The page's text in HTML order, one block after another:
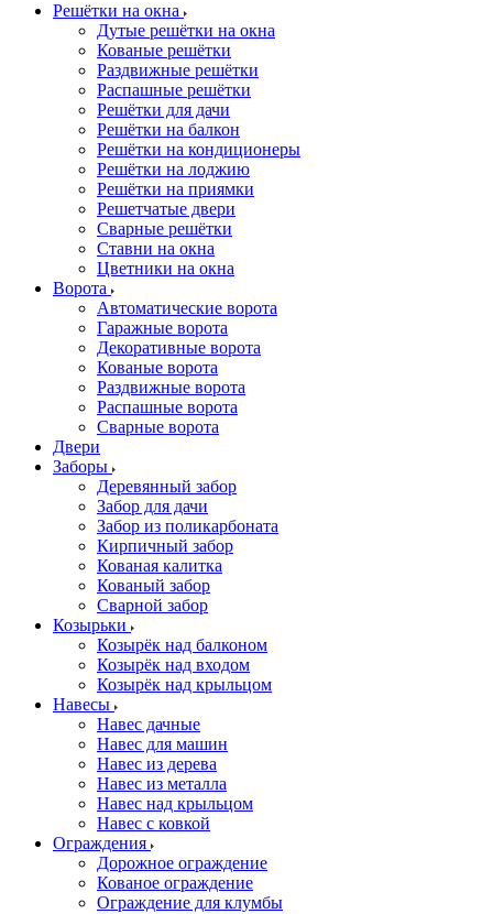
Решётки на окна
Дутые решётки на окна
Кованые решётки
Раздвижные решётки
Распашные решётки
Решётки для дачи
Решётки на балкон
Решётки на кондиционеры
Решётки на лоджию
Решётки на приямки
Решетчатые двери
Сварные решётки
Ставни на окна
Цветники на окна
Ворота
Автоматические ворота
Гаражные ворота
Декоративные ворота
Кованые ворота
Раздвижные ворота
Распашные ворота
Сварные ворота
Двери
Заборы
Деревянный забор
Забор для дачи
Забор из поликарбоната
Кирпичный забор
Кованая калитка
Кованый забор
Сварной забор
Козырьки
Козырёк над балконом
Козырёк над входом
Козырёк над крыльцом
Навесы
Навес дачные
Навес для машин
Навес из дерева
Навес из металла
Навес над крыльцом
Навес с ковкой
Ограждения
Дорожное ограждение
Кованое ограждение
Ограждение для клумбы